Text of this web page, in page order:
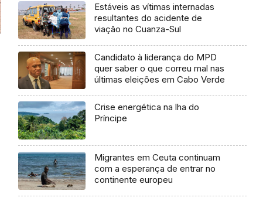
Estáveis as vítimas internadas
resultantes do acidente de
viação no Cuanza-Sul
Candidato à liderança do MPD
quer saber o que correu mal nas
últimas eleições em Cabo Verde
Crise energética na lha do
Príncipe
Migrantes em Ceuta continuam
com a esperança de entrar no
continente europeu